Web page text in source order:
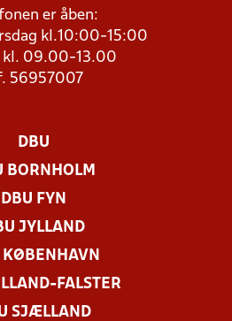
er åben:
kl.10:00-15:00
kl. 09.00-13.00
56957007
DBU
BORNHOLM
DBU FYN
JYLLAND
KØBENHAVN
FALSTER
SJÆLLAND